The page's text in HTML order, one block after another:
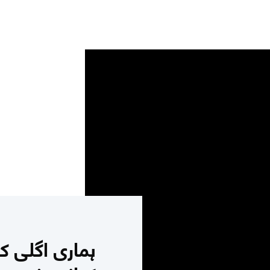
ہماری اگلی